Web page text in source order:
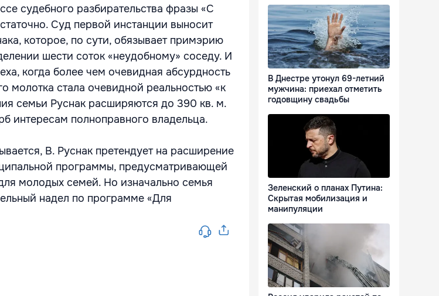
судебного разбирательства фразы «С
Суд первой инстанции выносит
которое, по сути, обязывает примэрию
шести соток «неудобному» соседу. И
когда более чем очевидная абсурдность
молотка стала очевидной реальностью «к
семьи Руснак расширяются до 390 кв. м.
интересам полноправного владельца.
В. Руснак претендует на расширение
программы, предусматривающей
молодых семей. Но изначально семья
надел по программе «Для
В Днестре утонул 69-летний
мужчина: приехал отметить
годовщину свадьбы
Зеленский о планах Путина:
Скрытая мобилизация и
манипуляции